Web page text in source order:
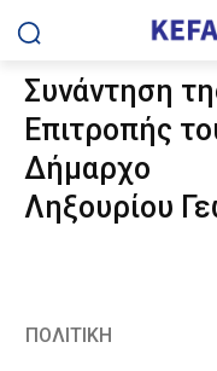
Συνάντηση
Επιτροπής
Δήμαρχο
Ληξουρίου
ΠΟΛΙΤΙΚΗ